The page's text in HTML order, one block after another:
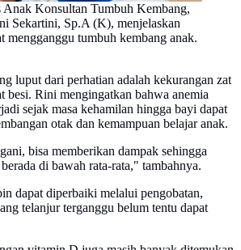
Anak Konsultan Tumbuh Kembang,
Sekartini, Sp.A (K), menjelaskan
mengganggu tumbuh kembang anak.
luput dari perhatian adalah kekurangan zat
besi. Rini mengingatkan bahwa anemia
sejak masa kehamilan hingga bayi dapat
otak dan kemampuan belajar anak.
bisa memberikan dampak sehingga
di bawah rata-rata," tambahnya.
dapat diperbaiki melalui pengobatan,
telanjur terganggu belum tentu dapat